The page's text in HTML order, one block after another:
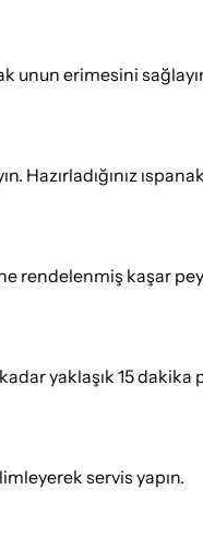
unun erimesini
Hazırladığınız
rendelenmiş kaşar
yaklaşık 15 dakika
servis yapın.